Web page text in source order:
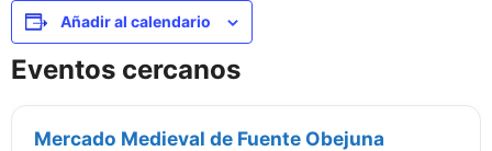
Añadir al calendario
Eventos cercanos
Mercado Medieval de Fuente Obejuna